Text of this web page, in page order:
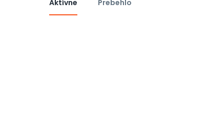
Aktívne Prebehlo